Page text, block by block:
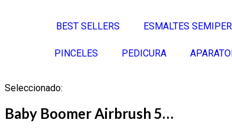
BEST SELLERS ESMALTES
PINCELES PEDICURA
Seleccionado:
Baby Boomer Airbrush 5…